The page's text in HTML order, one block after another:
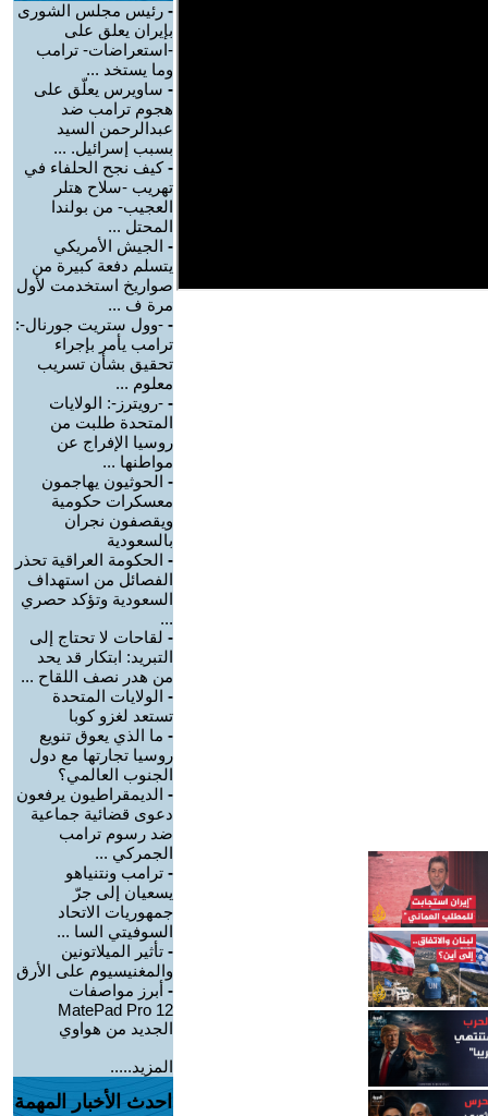
- رئيس مجلس الشورى
بإيران يعلق على
-استعراضات- ترامب
وما يستخد ...
- ساويرس يعلّق على
هجوم ترامب ضد
عبدالرحمن السيد
بسبب إسرائيل. ...
-كيف نجح الحلفاء في
تهريب -سلاح هتلر
العجيب- من بولندا
المحتل ...
- الجيش الأمريكي
يتسلم دفعة كبيرة من
صواريخ استخدمت لأول
مرة ف ...
- -وول ستريت جورنال-:
ترامب يأمر بإجراء
تحقيق بشأن تسريب
معلوم ...
- -رويترز-: الولايات
المتحدة طلبت من
روسيا الإفراج عن
مواطنها ...
- الحوثيون يهاجمون
معسكرات حكومية
ويقصفون نجران
بالسعودية
- الحكومة العراقية تحذر
الفصائل من استهداف
السعودية وتؤكد حصري
...
- لقاحات لا تحتاج إلى
التبريد: ابتكار قد يحد
من هدر نصف اللقاح ...
- الولايات المتحدة
تستعد لغزو كوبا
- ما الذي يعوق تنويع
روسيا تجارتها مع دول
الجنوب العالمي؟
- الديمقراطيون يرفعون
دعوى قضائية جماعية
ضد رسوم ترامب
الجمركي ...
- ترامب ونتنياهو
يسعيان إلى جرّ
جمهوريات الاتحاد
السوفيتي السا ...
- تأثير الميلاتونين
والمغنيسيوم على الأرق
- أبرز مواصفات
MatePad Pro 12
الجديد من هواوي
المزيد.....
احدث الأخبار المهمة